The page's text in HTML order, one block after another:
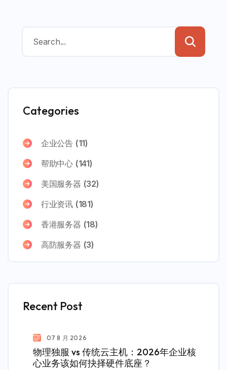
Categories
企业公告 (11)
帮助中心 (141)
美国服务器 (32)
行业资讯 (181)
香港服务器 (18)
高防服务器 (3)
Recent Post
07 8 月 2026
物理独服 vs 传统云主机：2026年企业核
心业务该如何抉择硬件底座？